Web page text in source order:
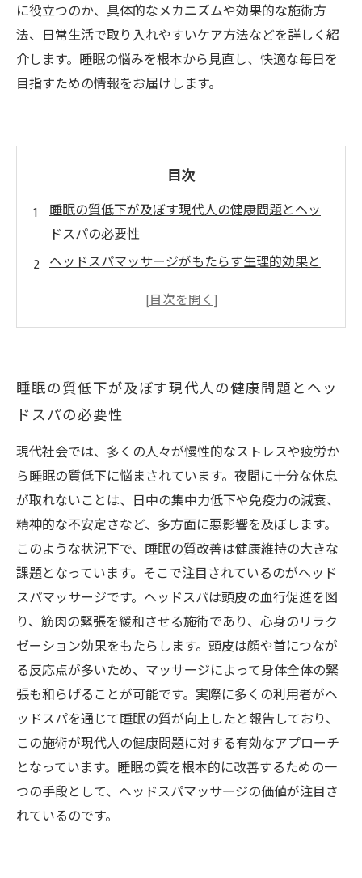
に役立つのか、具体的なメカニズムや効果的な施術方
法、日常生活で取り入れやすいケア方法などを詳しく紹
介します。睡眠の悩みを根本から見直し、快適な毎日を
目指すための情報をお届けします。
目次
睡眠の質低下が及ぼす現代人の健康問題とヘッ
ドスパの必要性
ヘッドスパマッサージがもたらす生理的効果と
アの実践法
ヘッドスパマッサージによる睡眠改善で得られ
る生活の質向上の未来
睡眠の質低下が及ぼす現代人の健康問題とヘッ
ドスパの必要性
現代社会では、多くの人々が慢性的なストレスや疲労か
ら睡眠の質低下に悩まされています。夜間に十分な休息
が取れないことは、日中の集中力低下や免疫力の減衰、
精神的な不安定さなど、多方面に悪影響を及ぼします。
このような状況下で、睡眠の質改善は健康維持の大きな
課題となっています。そこで注目されているのがヘッド
スパマッサージです。ヘッドスパは頭皮の血行促進を図
り、筋肉の緊張を緩和させる施術であり、心身のリラク
ゼーション効果をもたらします。頭皮は顔や首につなが
る反応点が多いため、マッサージによって身体全体の緊
張も和らげることが可能です。実際に多くの利用者がヘ
ッドスパを通じて睡眠の質が向上したと報告しており、
この施術が現代人の健康問題に対する有効なアプローチ
となっています。睡眠の質を根本的に改善するための一
つの手段として、ヘッドスパマッサージの価値が注目さ
れているのです。